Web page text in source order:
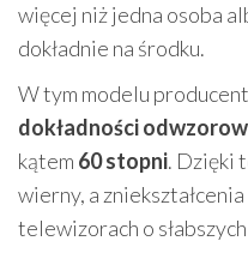
więcej niż jedna osoba
dokładnie na środku.
W tym modelu
dokładności
kątem 60 stopni. Dzięki
wierny, a
telewizorach o